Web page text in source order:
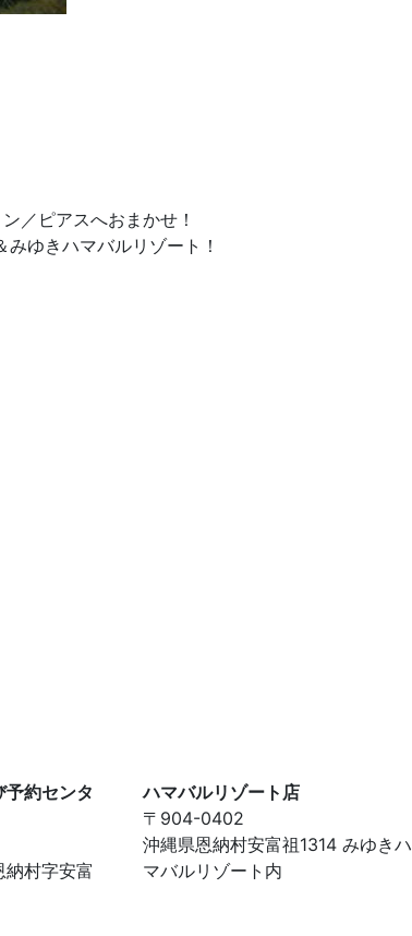
／ピアスへおまかせ！
ゆきハマバルリゾート！
約センタ
村字安富
ハマバルリゾート店
〒904-0402
沖縄県恩納村安富祖1314 みゆきハ
マバルリゾート内